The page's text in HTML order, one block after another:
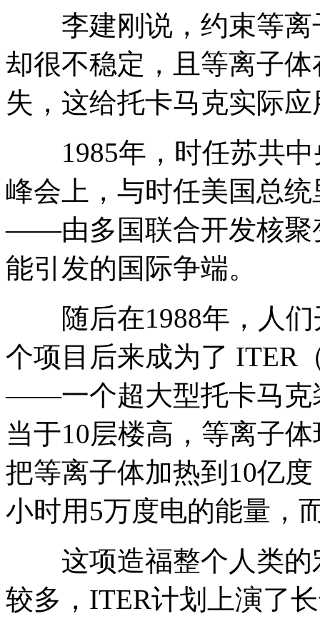
李建刚说，约束等离
却很不稳定，且等离子
失，这给托卡马克实际
1985年，时任苏共中
峰会上，与时任美国总
——由多国联合开发核聚
能引发的国际争端。
随后在1988年，人们
个项目后来成为了 ITER
——一个超大型托卡马克
当于10层楼高，等离子
把等离子体加热到10亿
小时用5万度电的能量，
这项造福整个人类的
较多，ITER计划上演了